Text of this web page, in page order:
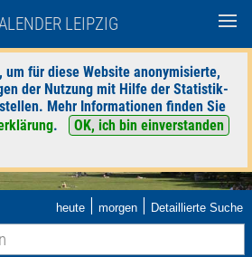
LEIPZIG
um für diese Website anonymisierte,
der Nutzung mit Hilfe der Statistik-
Mehr Informationen finden Sie
.
OK, ich bin einverstanden
heute | morgen | Detaillierte Suche